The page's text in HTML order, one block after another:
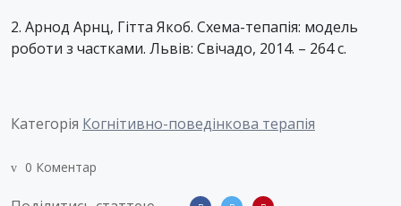
2. Арнод Арнц, Гітта Якоб. Схема-тепапія: модель
роботи з частками. Львів: Свічадо, 2014. – 264 с.
Категорія Когнітивно-поведінкова терапія
0 Коментар